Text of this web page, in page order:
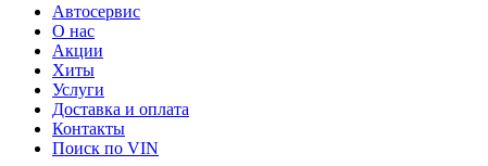
Автосервис
О нас
Акции
Хиты
Услуги
Доставка и оплата
Контакты
Поиск по VIN